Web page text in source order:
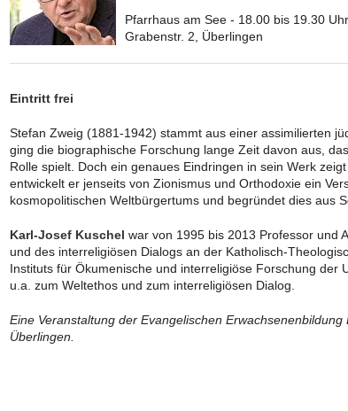
Pfarrhaus am See - 18.00 bis 19.30 Uhr
Grabenstr. 2, Überlingen
Eintritt frei
Stefan Zweig (1881-1942) stammt aus einer assimilierten
ging die biographische Forschung lange Zeit davon aus,
Rolle spielt. Doch ein genaues Eindringen in sein Werk
entwickelt er jenseits von Zionismus und Orthodoxie ein
kosmopolitischen Weltbürgertums und begründet dies aus
Karl-Josef Kuschel war von 1995 bis 2013 Professor und
und des interreligiösen Dialogs an der Katholisch-
Instituts für Ökumenische und interreligiöse Forschung der
u.a. zum Weltethos und zum interreligiösen Dialog.
Eine Veranstaltung der Evangelischen
Überlingen.